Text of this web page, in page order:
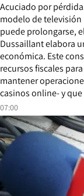
07:00
Acuciado por
modelo de
puede prolongarse,
Dussaillant elabora
económica. Este
recursos fiscales
mantener
casinos online- y